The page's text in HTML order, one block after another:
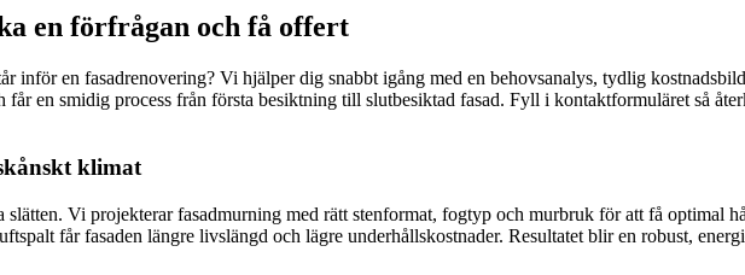
en förfrågan och få offert
inför en fasadrenovering? Vi hjälper dig snabbt igång med en behovsanalys, tydlig
en smidig process från första besiktning till slutbesiktad fasad. Fyll i kontaktformuläret så
klimat
Vi projekterar fasadmurning med rätt stenformat, fogtyp och murbruk för att få optimal
får fasaden längre livslängd och lägre underhållskostnader. Resultatet blir en robust,